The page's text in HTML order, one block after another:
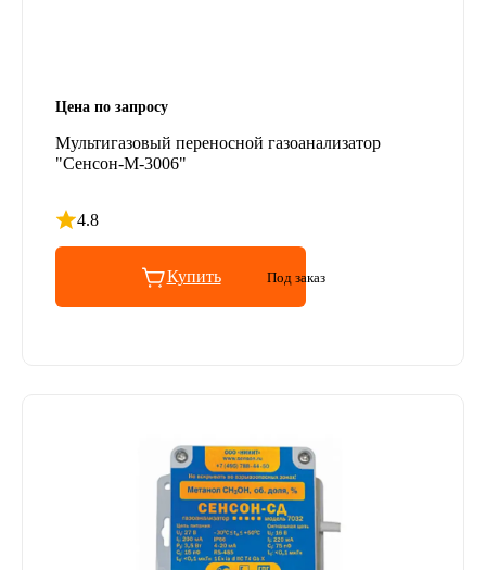
Цена по запросу
Мультигазовый переносной газоанализатор
"Сенсон-М-3006"
4.8
Рейтинг 4.8 из 5
Купить Под заказ